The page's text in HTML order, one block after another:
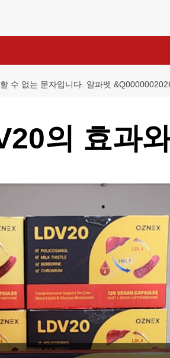
수 없는 문자입니다. 알파벳
의 효과